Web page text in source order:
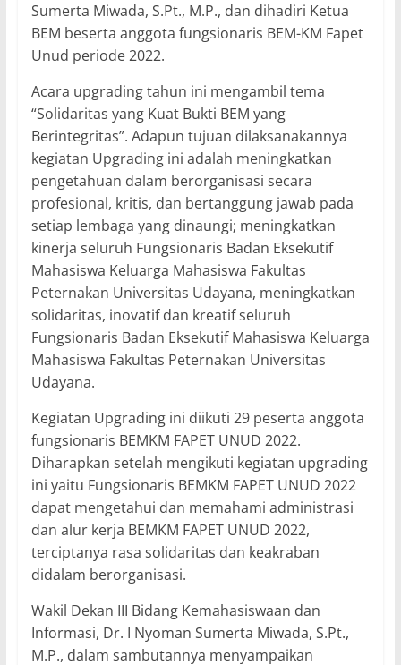
Sumerta Miwada, S.Pt., M.P., dan dihadiri Ketua
BEM beserta anggota fungsionaris BEM-KM Fapet
Unud periode 2022.
Acara upgrading tahun ini mengambil tema
“Solidaritas yang Kuat Bukti BEM yang
Berintegritas”. Adapun tujuan dilaksanakannya
kegiatan Upgrading ini adalah meningkatkan
pengetahuan dalam berorganisasi secara
profesional, kritis, dan bertanggung jawab pada
setiap lembaga yang dinaungi; meningkatkan
kinerja seluruh Fungsionaris Badan Eksekutif
Mahasiswa Keluarga Mahasiswa Fakultas
Peternakan Universitas Udayana, meningkatkan
solidaritas, inovatif dan kreatif seluruh
Fungsionaris Badan Eksekutif Mahasiswa Keluarga
Mahasiswa Fakultas Peternakan Universitas
Udayana.
Kegiatan Upgrading ini diikuti 29 peserta anggota
fungsionaris BEMKM FAPET UNUD 2022.
Diharapkan setelah mengikuti kegiatan upgrading
ini yaitu Fungsionaris BEMKM FAPET UNUD 2022
dapat mengetahui dan memahami administrasi
dan alur kerja BEMKM FAPET UNUD 2022,
terciptanya rasa solidaritas dan keakraban
didalam berorganisasi.
Wakil Dekan III Bidang Kemahasiswaan dan
Informasi, Dr. I Nyoman Sumerta Miwada, S.Pt.,
M.P., dalam sambutannya menyampaikan